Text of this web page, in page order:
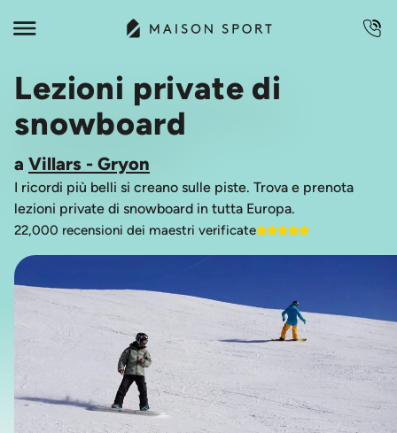
Lezioni private di
snowboard
a Villars - Gryon
I ricordi più belli si creano sulle piste. Trova e prenota
lezioni private di snowboard in tutta Europa.
22,000 recensioni dei maestri verificate